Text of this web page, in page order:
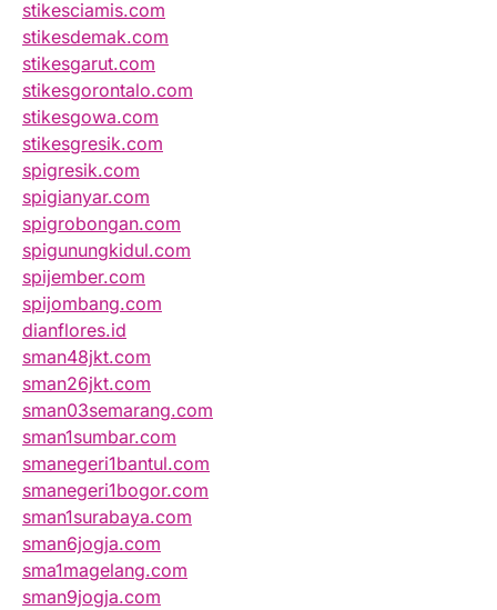
stikesciamis.com
stikesdemak.com
stikesgarut.com
stikesgorontalo.com
stikesgowa.com
stikesgresik.com
spigresik.com
spigianyar.com
spigrobongan.com
spigunungkidul.com
spijember.com
spijombang.com
dianflores.id
sman48jkt.com
sman26jkt.com
sman03semarang.com
sman1sumbar.com
smanegeri1bantul.com
smanegeri1bogor.com
sman1surabaya.com
sman6jogja.com
sma1magelang.com
sman9jogja.com